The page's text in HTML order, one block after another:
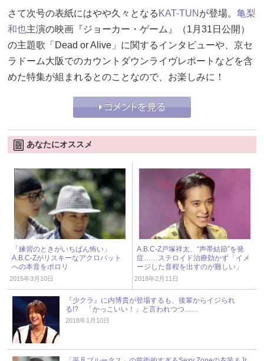
さて次号の表紙にはやや久々となる KAT-TUN が登場。 亀梨
和也主演の映画『ジョーカー・ゲーム』（1月31日公開）
の主題歌「Dead or Alive」に関するインタビューや、京セ
ラドーム大阪でのカウントダウンライヴレポートなどを含
めた特集が組まれるとのことなので、お楽しみに！
あなたにオススメ
「練習のときがいちばん怖い」
A.B.C-Zがリスキーなアクロバット
への本音をポロリ
2015年3月10日
A.B.C-Z戸塚祥太、“声帯結節”を発
症……ステロイド治療効かず「イメ
ージした音程を出すのが難しい」
2018年2月11日
『少クラ』に内博貴が登場するも、後輩からイジられ
る!? 「かっこいい！」と言われつつ……
2018年1月10日